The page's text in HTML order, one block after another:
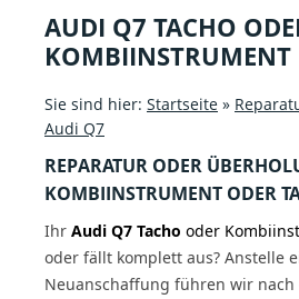
AUDI Q7 TACHO
KOMBIINSTRUMENT
Sie sind hier: Startseite »
Audi Q7
REPARATUR ODER
KOMBIINSTRUMENT ODER
Ihr Audi Q7 Tacho oder
oder fällt komplett aus? Anstelle
Neuanschaffung führen wir